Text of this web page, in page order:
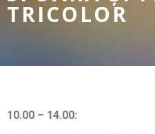
TRICOLOR
10.00 – 14.00: